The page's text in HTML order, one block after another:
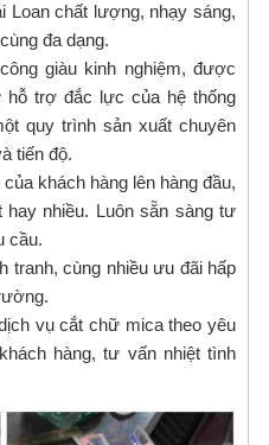
Loan chất lượng, nhạy sáng,
đa dạng.
giàu kinh nghiệm, được
trợ đắc lực của hệ thống
quy trình sản xuất chuyên
tiến độ.
khách hàng lên hàng đầu,
nhiều. Luôn sẵn sàng tư
cầu.
tranh, cùng nhiều ưu đãi hấp
vụ cắt chữ mica theo yêu
hàng, tư vấn nhiệt tình